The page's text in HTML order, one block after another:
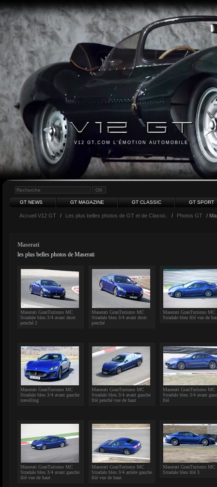
V12 GT.COM L'ÉMOTION AUTOMOBILE
GT NEWS GT MAGAZINE GT CLASSIC GT SPORT
Accueil V12 GT / Les plus belles photos de GT et de Classic. / Photos GT /
Maserati
les plus belles photos de Maserati
Maserati GranTurismo MC
Stradale bleu 3/4 avant droit
penché 2
Maserati GranTurismo MC
Stradale bleu 3/4 avant droit
penché
Maserati GranTurismo MC
Stradale bleu filé vue de
Maserati GranTurismo MC
Stradale bleu 3/4 avant gauche
travelling
Maserati GranTurismo MC
Stradale bleu 3/4 avant gauche
filé penché vue de haut
Maserati GranTurismo MC
Stradale bleu 3/4 avant
filé
Maserati GranTurismo MC
Stradale bleu 3/4 avant gauche
filé vue de haut
Maserati GranTurismo MC
Stradale bleu 3/4 arrière gauche
filé vue de haut
Maserati GranTurismo MC
Stradale bleu filé 3